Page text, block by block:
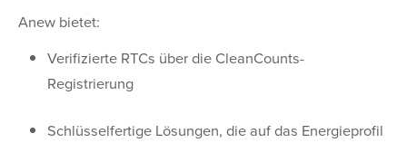
Anew bietet:
Verifizierte RTCs über die CleanCounts-
Registrierung
Schlüsselfertige Lösungen, die auf das Energieprofil